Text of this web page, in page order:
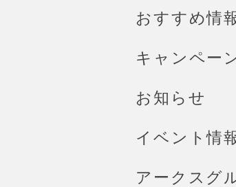
おすすめ情
キャンペー
お知らせ
イベント情
アークスグ